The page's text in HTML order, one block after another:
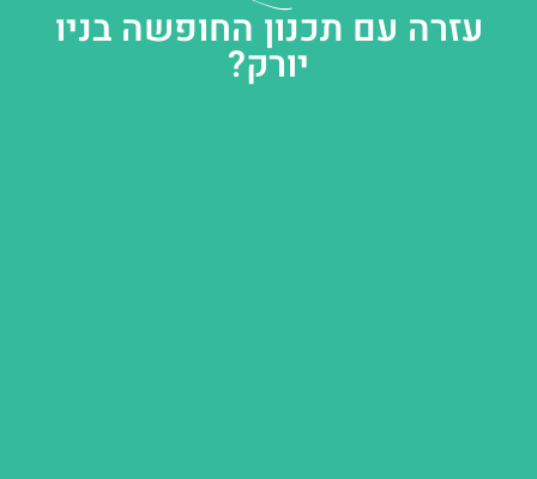
עזרה עם תכנון החופשה בניו
יורק?